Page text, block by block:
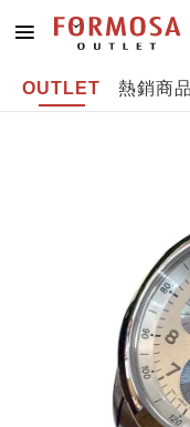
OUTLET 熱銷商品